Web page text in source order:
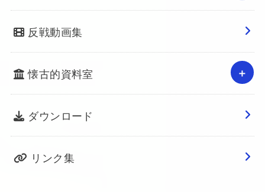
反戦動画集
懐古的資料室
ダウンロード
リンク集